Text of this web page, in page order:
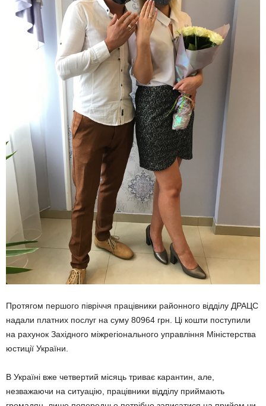
Протягом першого півріччя працівники районного відділу ДРАЦС
надали платних послуг на суму 80964 грн. Ці кошти поступили
на рахунок Західного міжрегіонального управління Міністерства
юстиції України.
В Україні вже четвертий місяць триває карантин, але,
незважаючи на ситуацію, працівники відділу приймають